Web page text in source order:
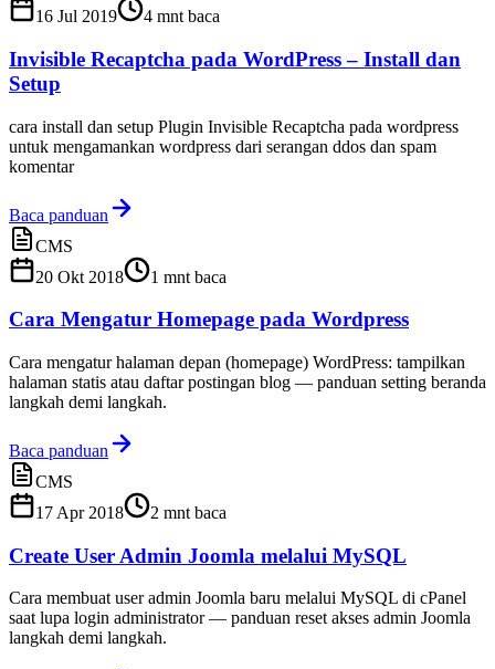
16 Jul 2019 4 mnt baca
Invisible Recaptcha pada WordPress – Install dan
Setup
cara install dan setup Plugin Invisible Recaptcha pada wordpress
untuk mengamankan wordpress dari serangan ddos dan spam
komentar
Baca panduan
CMS
20 Okt 2018
1 mnt baca
Cara Mengatur Homepage pada Wordpress
Cara mengatur halaman depan (homepage) WordPress: tampilkan
halaman statis atau daftar postingan blog — panduan setting beranda
langkah demi langkah.
Baca panduan
CMS
17 Apr 2018
2 mnt baca
Create User Admin Joomla melalui MySQL
Cara membuat user admin Joomla baru melalui MySQL di cPanel
saat lupa login administrator — panduan reset akses admin Joomla
langkah demi langkah.